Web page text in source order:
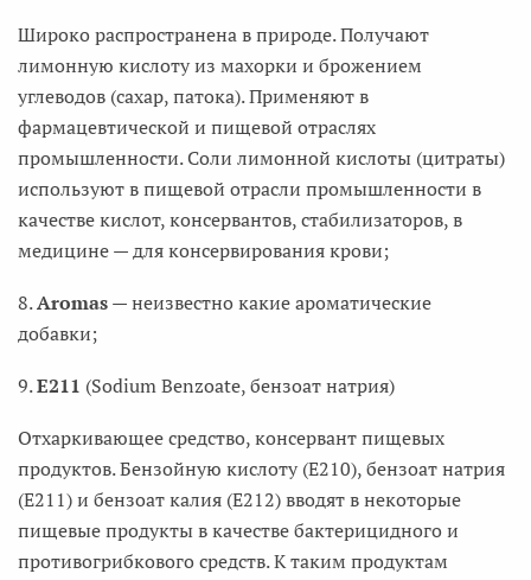
Широко распространена в природе. Получают
лимонную кислоту из махорки и брожением
углеводов (сахар, патока). Применяют в
фармацевтической и пищевой отраслях
промышленности. Соли лимонной кислоты (цитраты)
используют в пищевой отрасли промышленности в
качестве кислот, консервантов, стабилизаторов, в
медицине — для консервирования крови;
8.Аromas— неизвестно какие ароматические
добавки;
9.Е211 (Sodium Benzoate, бензоат натрия)
Отхаркивающее средство, консервант пищевых
продуктов. Бензойную кислоту (Е210), бензоат натрия
(Е211) и бензоат калия (Е212) вводят в некоторые
пищевые продукты в качестве бактерицидного и
противогрибкового средств. К таким продуктам